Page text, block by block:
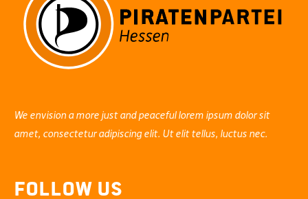
We envision a more just and peaceful lorem ipsum dolor sit
amet, consectetur adipiscing elit. Ut elit tellus, luctus nec.
Follow Us